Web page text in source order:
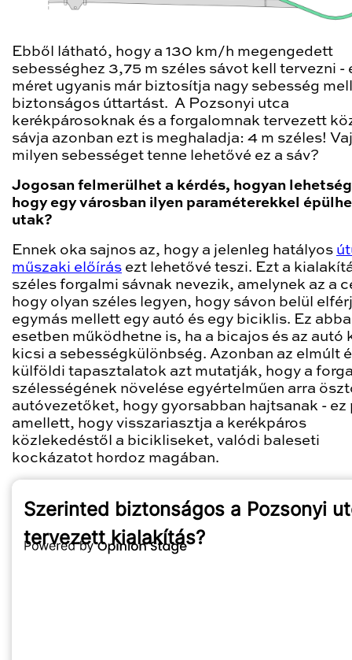
Ebből látható, hogy a 130 km/h megengedett
sebességhez 3,75 m széles sávot kell tervezni -
méret ugyanis már biztosítja nagy sebesség
biztonságos úttartást. A Pozsonyi utca
kerékpárosoknak és a forgalomnak tervezett
sávja azonban ezt is meghaladja: 4 m széles!
milyen sebességet tenne lehetővé ez a sáv?
Jogosan felmerülhet a kérdés, hogyan
hogy egy városban ilyen paraméterekkel
utak?
Ennek oka sajnos az, hogy a jelenleg hatályos
műszaki előírás ezt lehetővé teszi. Ezt a
széles forgalmi sávnak nevezik, amelynek az a
hogy olyan széles legyen, hogy sávon belül
egymás mellett egy autó és egy biciklis. Ez
esetben működhetne is, ha a bicajos és az autó
kicsi a sebességkülönbség. Azonban az elmúlt
külföldi tapasztalatok azt mutatják, hogy a
szélességének növelése egyértelműen arra
autóvezetőket, hogy gyorsabban hajtsanak - ez
amellett, hogy visszariasztja a kerékpáros
közlekedéstől a bicikliseket, valódi baleseti
kockázatot hordoz magában.